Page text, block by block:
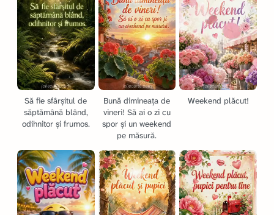
Să fie sfârșitul de
săptămână blând,
odihnitor și frumos.
Bună dimineața de
vineri! Să ai o zi cu
spor și un weekend
pe măsură.
Weekend plăcut!